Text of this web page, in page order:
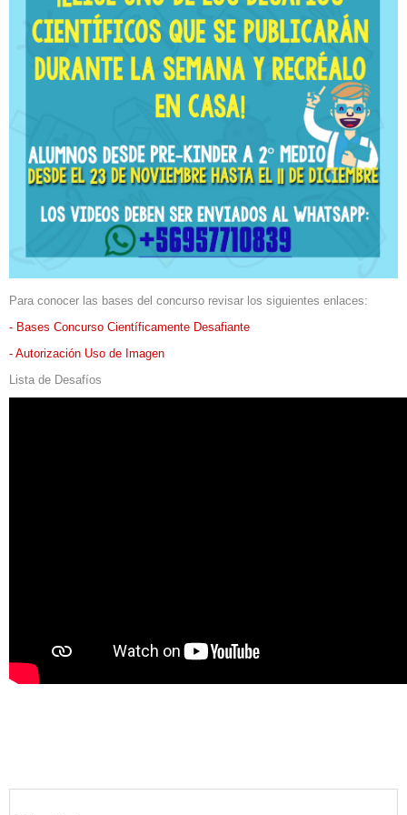
Para conocer las bases del concurso revisar los siguientes enlaces:
- Bases Concurso Científicamente Desafiante
- Autorización Uso de Imagen
Lista de Desafíos